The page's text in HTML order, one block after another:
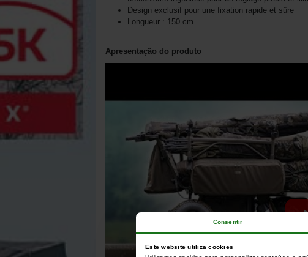
Consentir
Este website utiliza cookies
Design exclusif pour une fixation rapide et sûre
Longueur : 150 cm
Apresentação do produto